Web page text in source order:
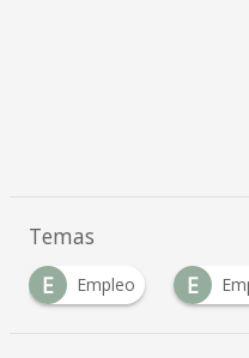
Temas
E
Empleo E